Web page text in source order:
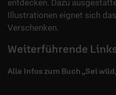
entdecken. Dazu
Illustrationen eignet sich
Verschenken.
Weiterführende
Alle Infos zum Buch „Sei